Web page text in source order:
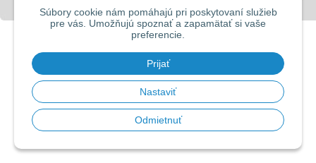
Súbory cookie nám pomáhajú pri poskytovaní služieb
pre vás. Umožňujú spoznať a zapamätať si vaše
preferencie.
Prijať
Nastaviť
Odmietnuť
WEBYGROUP